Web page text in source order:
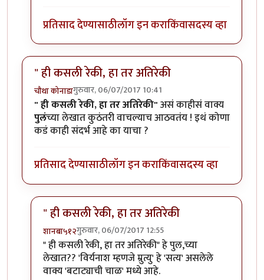
प्रतिसाद देण्यासाठीलॉग इन कराकिंवासदस्य व्हा
" ही कसली रेकी, हा तर अतिरेकी
चौथा कोनाडागुरुवार, 06/07/2017 10:41
" ही कसली रेकी, हा तर अतिरेकी"असं काहीसं वाक्य
पुलंच्या लेखात कुठंतरी वाचल्याच आठवतंय ! इथं कोणा
कडं काही संदर्भ आहे का याचा ?
प्रतिसाद देण्यासाठीलॉग इन कराकिंवासदस्य व्हा
" ही कसली रेकी, हा तर अतिरेकी
शानबा५१२गुरुवार, 06/07/2017 12:55
In reply to" ही कसली रेकी, हा तर अतिरेकी
" ही कसली रेकी, हा तर अतिरेकी" हे पुल,च्या
लेखात?? 'विर्यनाश म्हणजे म्रुत्यु' हे 'सत्य' असलेले
वाक्य 'बटाट्याची चाळ' मध्ये आहे.